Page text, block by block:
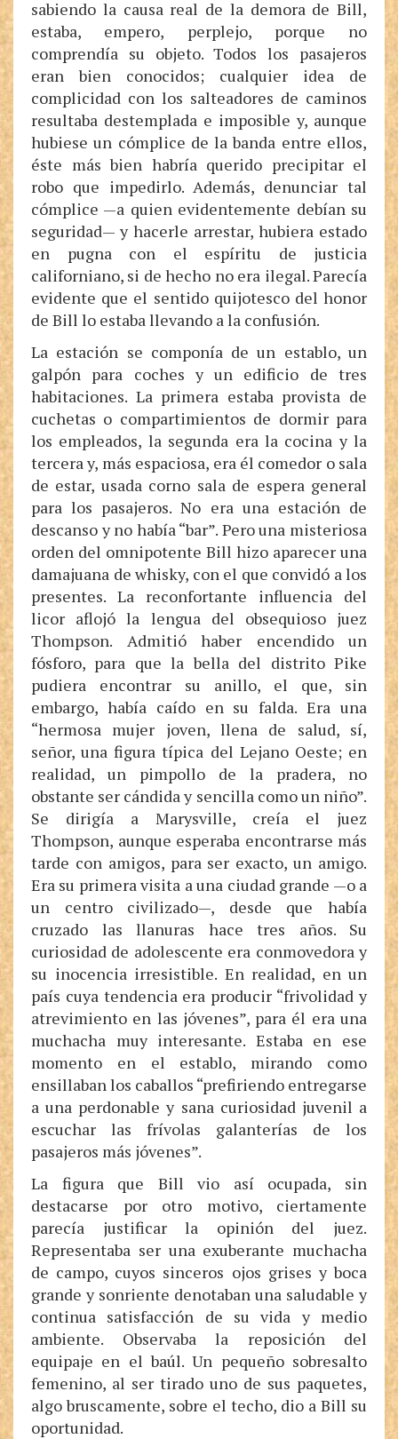
sabiendo la causa real de la demora de Bill,
estaba, empero, perplejo, porque no
comprendía su objeto. Todos los pasajeros
eran bien conocidos; cualquier idea de
complicidad con los salteadores de caminos
resultaba destemplada e imposible y, aunque
hubiese un cómplice de la banda entre ellos,
éste más bien habría querido precipitar el
robo que impedirlo. Además, denunciar tal
cómplice —a quien evidentemente debían su
seguridad— y hacerle arrestar, hubiera estado
en pugna con el espíritu de justicia
californiano, si de hecho no era ilegal. Parecía
evidente que el sentido quijotesco del honor
de Bill lo estaba llevando a la confusión.
La estación se componía de un establo, un
galpón para coches y un edificio de tres
habitaciones. La primera estaba provista de
cuchetas o compartimientos de dormir para
los empleados, la segunda era la cocina y la
tercera y, más espaciosa, era él comedor o sala
de estar, usada corno sala de espera general
para los pasajeros. No era una estación de
descanso y no había “bar”. Pero una misteriosa
orden del omnipotente Bill hizo aparecer una
damajuana de whisky, con el que convidó a los
presentes. La reconfortante influencia del
licor aflojó la lengua del obsequioso juez
Thompson. Admitió haber encendido un
fósforo, para que la bella del distrito Pike
pudiera encontrar su anillo, el que, sin
embargo, había caído en su falda. Era una
“hermosa mujer joven, llena de salud, sí,
señor, una figura típica del Lejano Oeste; en
realidad, un pimpollo de la pradera, no
obstante ser cándida y sencilla como un niño”.
Se dirigía a Marysville, creía el juez
Thompson, aunque esperaba encontrarse más
tarde con amigos, para ser exacto, un amigo.
Era su primera visita a una ciudad grande —o a
un centro civilizado—, desde que había
cruzado las llanuras hace tres años. Su
curiosidad de adolescente era conmovedora y
su inocencia irresistible. En realidad, en un
país cuya tendencia era producir “frivolidad y
atrevimiento en las jóvenes”, para él era una
muchacha muy interesante. Estaba en ese
momento en el establo, mirando como
ensillaban los caballos “prefiriendo entregarse
a una perdonable y sana curiosidad juvenil a
escuchar las frívolas galanterías de los
pasajeros más jóvenes”.
La figura que Bill vio así ocupada, sin
destacarse por otro motivo, ciertamente
parecía justificar la opinión del juez.
Representaba ser una exuberante muchacha
de campo, cuyos sinceros ojos grises y boca
grande y sonriente denotaban una saludable y
continua satisfacción de su vida y medio
ambiente. Observaba la reposición del
equipaje en el baúl. Un pequeño sobresalto
femenino, al ser tirado uno de sus paquetes,
algo bruscamente, sobre el techo, dio a Bill su
oportunidad.